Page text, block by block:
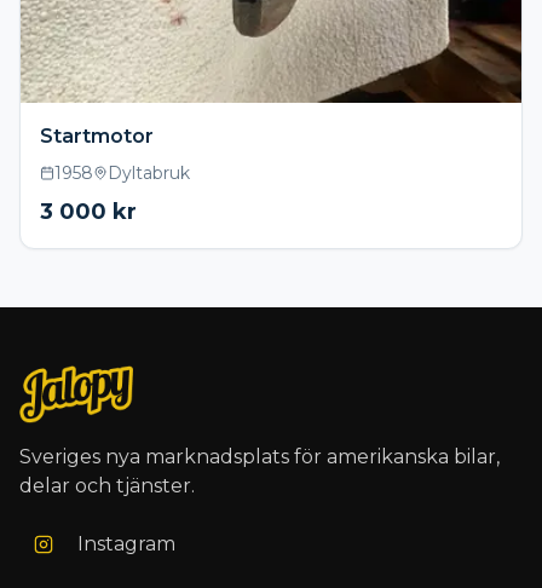
Startmotor
1958 Dyltabruk
3 000 kr
Sveriges nya marknadsplats för amerikanska bilar,
delar och tjänster.
Instagram